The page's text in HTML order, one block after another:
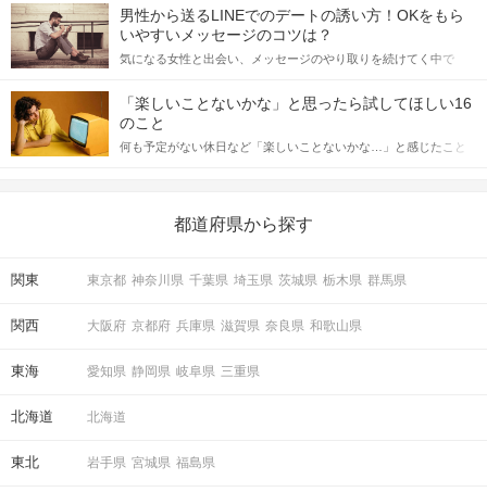
てアプローチできるかにも左右されます。 これから恋人作りを本
格的に始めようとしている方は、女性が異性を求めて出すサイン
をしっかりと理解し、正しい行動に移せるかどうかが重要。 この
記事では、女性が話しかけて欲しい時に出すサインとその心理を
合にどのような行動に繋げるべきかをご紹介していきます。
男性から送るLINEでのデートの誘い方！OKをもら
いやすいメッセージのコツは？
気になる女性と出会い、メッセージのやり取りを続けてく中で
しかし、中には「どう誘ったらいいの？」とお困りの男性もいら
っしゃるのではないでしょうか。 そこで今回は、男性から女性へ
送るLINEでのデートの誘い方のコツをご紹介します。例文も混じ
えながら解説するので、ぜひ参考にしてください。
「楽しいことないかな」と思ったら試してほしい16
のこと
何も予定がない休日など「楽しいことないかな…」と感じたこと
の楽しいことアイデアを集めました♪ いままさに楽しいことを探し
都道府県から探す
関東 東京都 神奈川県 千葉県 埼玉県 茨城県 栃木県 群馬県
関西 大阪府 京都府 兵庫県 滋賀県 奈良県 和歌山県
東海 愛知県 静岡県 岐阜県 三重県
北海道 北海道
東北 岩手県 宮城県 福島県